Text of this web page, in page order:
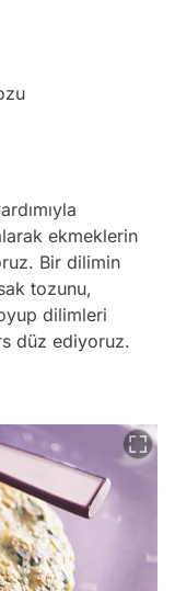
ekmeklerin
Bir dilimin
tozunu,
dilimleri
düz ediyoruz.